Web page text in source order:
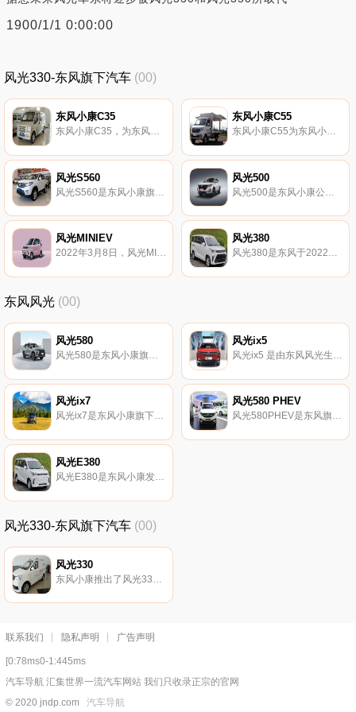
1900/1/1 0:00:00
风光330-东风旗下汽车 (00)
东风小康C35
东风小康C35，为东风小康旗下的一款微面。
东风小康C55
东风小康C55为东风小康公司旗下微卡。
风光S560
风光S560是东风小康旗下的紧凑型SUV。
风光500
风光MINIEV
2022年3月8日，风光MINIEV实尚款正式上市，2.86-4.16万的售价。
风光380
风光380是东风于2022年发布的汽车 配置参数级别：MPV最高车速(km/h)：1600-100加……
东风风光 (00)
风光580
风光580是东风小康旗下中型SUV。
风光ix5
风光ix7
风光ix7是东风小康旗下中型SUV。
风光580 PHEV
风光580PHEV是东风旗下SUV。
风光E380
风光E380是东风小康发布的汽车。
风光330-东风旗下汽车 (00)
风光330
联系我们 隐私声明 广告声明
[0:78ms0-1:445ms
汽车导航 汇集世界一流汽车网站 我们只收录正宗的官网
© 2020 jndp.com 汽车导航